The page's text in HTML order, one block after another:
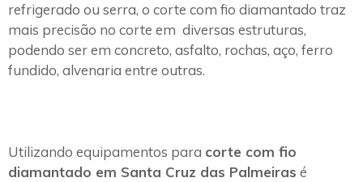
refrigerado ou serra, o corte com fio diamantado traz
mais precisão no corte em diversas estruturas,
podendo ser em concreto, asfalto, rochas, aço, ferro
fundido, alvenaria entre outras.
Utilizando equipamentos para corte com fio
diamantado em Santa Cruz das Palmeiras é